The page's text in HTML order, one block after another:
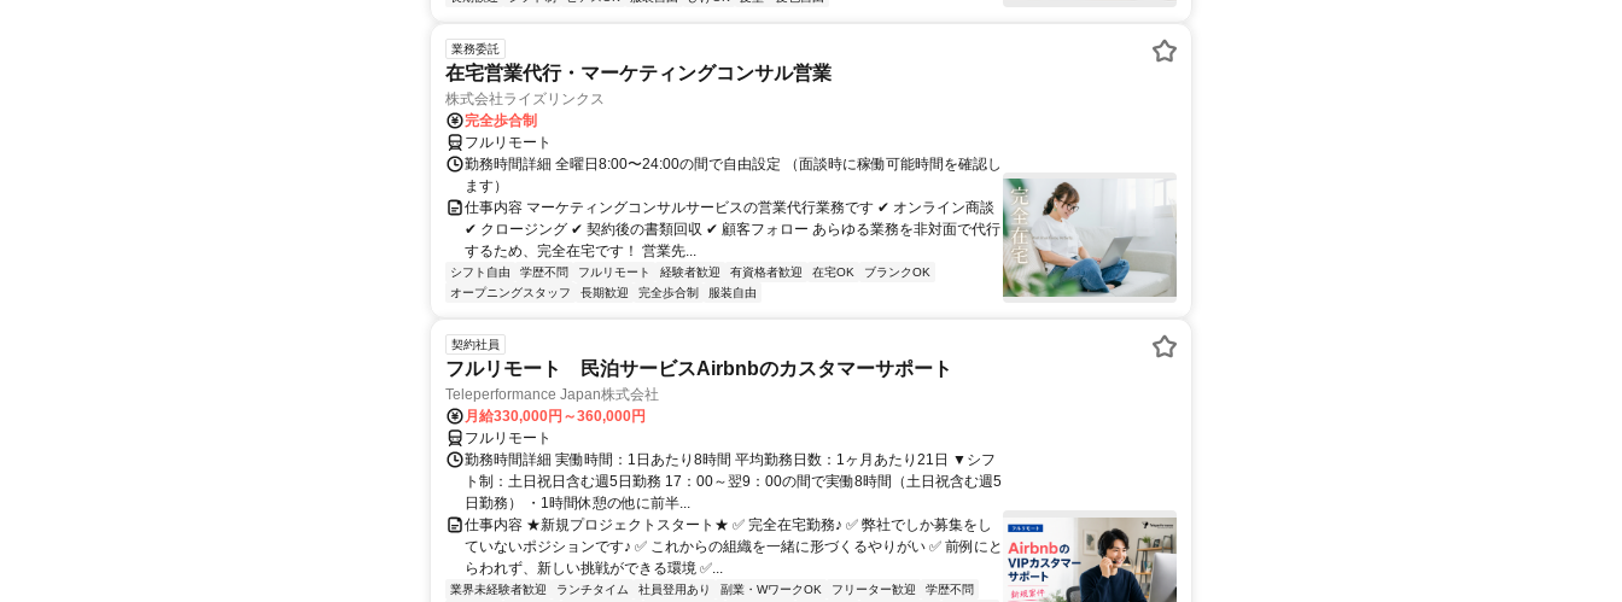
業務委託
在宅営業代行・マーケティングコンサル営業
株式会社ライズリンクス
完全歩合制
フルリモート
勤務時間詳細 全曜日8:00〜24:00の間で自由設定 （面談時に稼働可能時間を確認し
ます）
仕事内容 マーケティングコンサルサービスの営業代行業務です ✔ オンライン商談
✔ クロージング ✔ 契約後の書類回収 ✔ 顧客フォロー あらゆる業務を非対面で代行
するため、完全在宅です！ 営業先...
シフト自由 学歴不問 フルリモート 経験者歓迎 有資格者歓迎 在宅OK
ブランクOK
オープニングスタッフ
長期歓迎 完全歩合制 服装自由
契約社員
フルリモート 民泊サービスAirbnbのカスタマーサポート
Teleperformance Japan株式会社
月給330,000円～360,000円
フルリモート
勤務時間詳細 実働時間：1日あたり8時間 平均勤務日数：1ヶ月あたり21日 ▼シフ
ト制：土日祝日含む週5日勤務 17：00～翌9：00の間で実働8時間（土日祝含む週5
日勤務） ・1時間休憩の他に前半...
仕事内容 ★新規プロジェクトスタート★ ✅ 完全在宅勤務♪ ✅ 弊社でしか募集をし
ていないポジションです♪ ✅ これからの組織を一緒に形づくるやりがい ✅ 前例にと
らわれず、新しい挑戦ができる環境 ✅...
業界未経験者歓迎 ランチタイム 社員登用あり 副業・WワークOK フリーター歓迎
学歴不問